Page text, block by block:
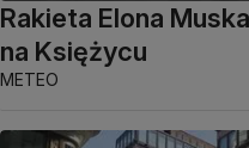
Rakieta Elona
na Księżycu
METEO